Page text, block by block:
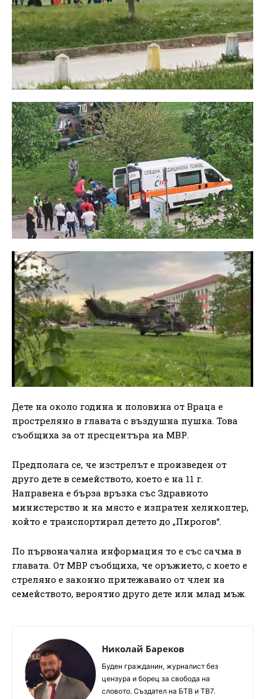
Дете на около година и половина от Враца е
простреляно в главата с въздушна пушка. Това
съобщиха за от пресцентъра на МВР.
Предполага се, че изстрелът е произведен от
друго дете в семейството, което е на 11 г.
Направена е бърза връзка със Здравното
министерство и на място е изпратен хеликоптер,
който е транспортирал детето до „Пирогов“.
По първоначална информация то е със сачма в
главата. От МВР съобщиха, че оръжието, с което е
стреляно е законно притежавано от член на
семейството, вероятно друго дете или млад мъж.
Николай Бареков
Буден гражданин, журналист без
цензура и борец за свобода на
словото. Създател на БТВ и ТВ7.